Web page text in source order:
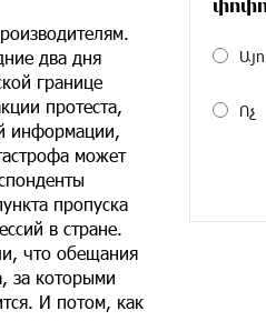
два дня
границе
протеста,
информации,
может
пропуска
в стране.
что обещания
за которыми
И потом, как
Այո
Ոչ